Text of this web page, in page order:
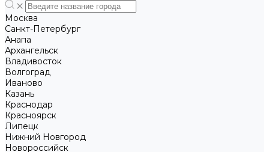
Москва
Санкт-Петербург
Анапа
Архангельск
Владивосток
Волгоград
Иваново
Казань
Краснодар
Красноярск
Липецк
Нижний Новгород
Новороссийск